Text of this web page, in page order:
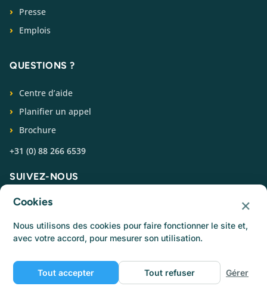
Presse
Emplois
QUESTIONS ?
Centre d’aide
Planifier un appel
Brochure
+31 (0) 88 266 6539
SUIVEZ-NOUS
© Catermonkey
Politique de confidentialité
Politique cookies
Conditions d’utilisation
Cookies ×
Nous utilisons des cookies pour faire fonctionner le site et,
avec votre accord, pour mesurer son utilisation.
Tout accepter Tout refuser Gérer